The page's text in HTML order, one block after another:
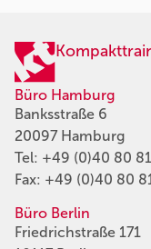
Büro Hamburg
Banksstraße 6
20097 Hamburg
Tel: +49 (0)40 80
Fax: +49 (0)40 80
Büro Berlin
Friedrichstraße 171